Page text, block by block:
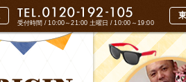
受付時間 / 10:00～21:00 土曜日 / 10:00～19:00